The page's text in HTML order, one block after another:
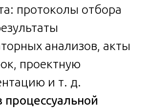
протоколы отбора
анализов, акты
проектную
и т. д.
процессуальной